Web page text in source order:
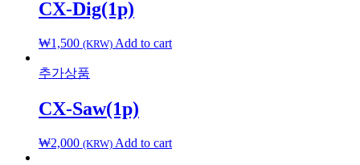
CX-Dig(1p)
₩1,500 (KRW) Add to cart
추가상품
CX-Saw(1p)
₩2,000 (KRW) Add to cart